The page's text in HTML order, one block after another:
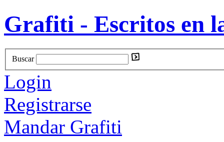
Grafiti - Escritos en
Buscar
Login
Registrarse
Mandar Grafiti